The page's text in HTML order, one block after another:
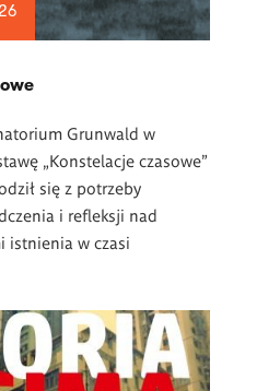
Grunwald w
„Konstelacje czasowe”
się z potrzeby
i refleksji nad
istnienia w czasi